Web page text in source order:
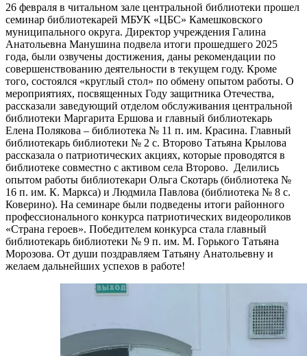
26 февраля в читальном зале центральной библиотеки прошел
семинар библиотекарей МБУК «ЦБС» Камешковского
муниципального округа. Директор учреждения Галина
Анатольевна Манушина подвела итоги прошедшего 2025
года, были озвучены достижения, даны рекомендации по
совершенствованию деятельности в текущем году. Кроме
того, состоялся «круглый стол» по обмену опытом работы. О
мероприятиях, посвященных Году защитника Отечества,
рассказали заведующий отделом обслуживания центральной
библиотеки Маргарита Ершова и главный библиотекарь
Елена Полякова – библиотека № 11 п. им. Красина. Главный
библиотекарь библиотеки № 2 с. Второво Татьяна Крылова
рассказала о патриотических акциях, которые проводятся в
библиотеке совместно с активом села Второво. Делились
опытом работы библиотекари Ольга Скотарь (библиотека №
16 п. им. К. Маркса) и Людмила Павлова (библиотека № 8 с.
Коверино). На семинаре были подведены итоги районного
профессионального конкурса патриотических видеороликов
«Страна героев». Победителем конкурса стала главный
библиотекарь библиотеки № 9 п. им. М. Горького Татьяна
Морозова. От души поздравляем Татьяну Анатольевну и
желаем дальнейших успехов в работе!